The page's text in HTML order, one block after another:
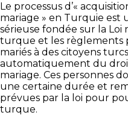
Le processus d’«
mariage » en Turquie
sérieuse fondée sur la Loi
turque et les règlements
mariés à des citoyens
automatiquement du
mariage. Ces personnes
une certaine durée et
prévues par la loi pour
turque.